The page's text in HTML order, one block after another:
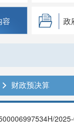
容 政
 财政预决算